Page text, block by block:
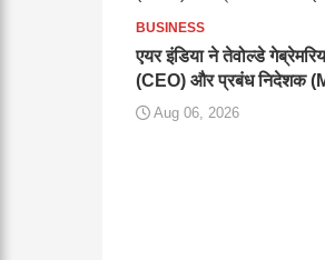
BUSINESS
एयर इंडिया ने तेवोल्डे
(CEO) और प्रबंध निदेशक
Aug 06, 2026